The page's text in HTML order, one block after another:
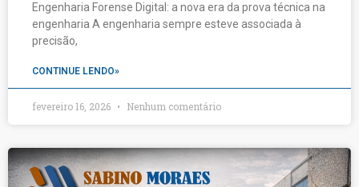
Engenharia Forense Digital: a nova era da prova técnica na
engenharia A engenharia sempre esteve associada à
precisão,
CONTINUE LENDO»
fevereiro 16, 2026 Nenhum comentário